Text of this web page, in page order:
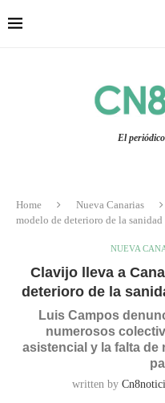
El
Home Nueva Canarias
modelo de deterioro de la
NUEVA
Clavijo lleva a
deterioro de la
Luis Campos
numerosos
asistencial y la falta de
written by